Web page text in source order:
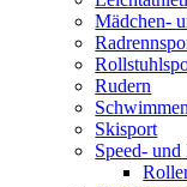
Mädchen-
Rudern
Schwimmen
Skisport
Speed-